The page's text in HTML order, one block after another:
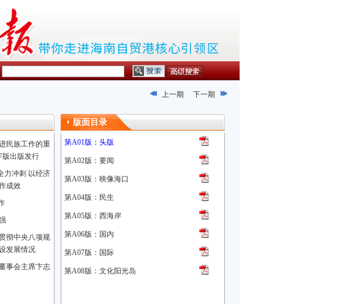
上一期 下一期
民族工作的重
版出版发行
力冲刺 以经济
成效
彻中央八项规
发展情况
事会主席卞志
版面目录
第A01版：头版
第A02版：要闻
第A03版：映像海口
第A04版：民生
第A05版：西海岸
第A06版：国内
第A07版：国际
第A08版：文化阳光岛